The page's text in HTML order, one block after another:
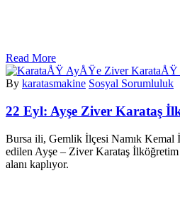
Read More
By karatasmakine Sosyal Sorumluluk
22 Eyl: Ayşe Ziver Karataş
Bursa ili, Gemlik İlçesi Namık Kemal
edilen Ayşe – Ziver Karataş
alanı kaplıyor.